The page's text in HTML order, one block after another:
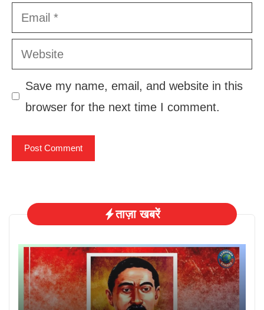
Email
Website
Save my name, email, and website in this
browser for the next time I comment.
ताज़ा खबरें